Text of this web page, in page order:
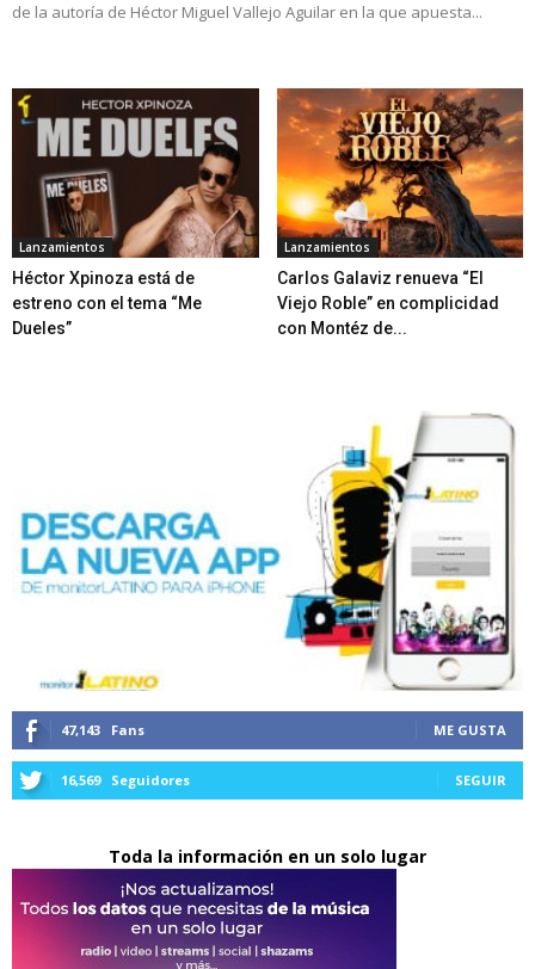
de la autoría de Héctor Miguel Vallejo Aguilar en la que apuesta...
Lanzamientos
Héctor Xpinoza está de
estreno con el tema “Me
Dueles”
Lanzamientos
Carlos Galaviz renueva “El
Viejo Roble” en complicidad
con Montéz de...
47,143 Fans ME GUSTA
16,569 Seguidores SEGUIR
Toda la información en un solo lugar